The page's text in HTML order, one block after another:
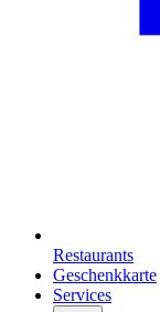
Restaurants
Geschenkkarte
Services